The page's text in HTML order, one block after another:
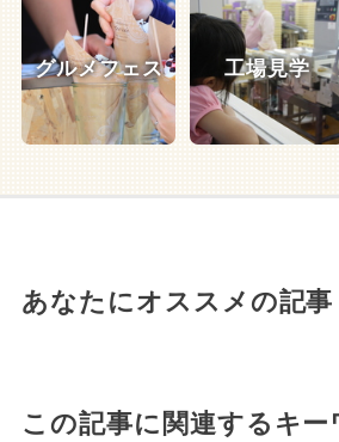
グルメフェス 工場見学
あなたにオススメの記事
この記事に関連するキー